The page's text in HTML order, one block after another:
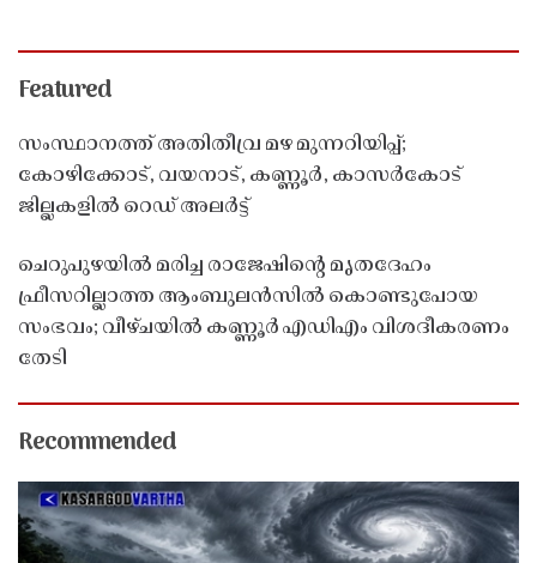
Featured
സംസ്ഥാനത്ത് അതിതീവ്ര മഴ മുന്നറിയിപ്പ്;
കോഴിക്കോട്, വയനാട്, കണ്ണൂർ, കാസർകോട്
ജില്ലകളിൽ റെഡ് അലർട്ട്
ചെറുപുഴയിൽ മരിച്ച രാജേഷിൻ്റെ മൃതദേഹം
ഫ്രീസറില്ലാത്ത ആംബുലൻസിൽ കൊണ്ടുപോയ
സംഭവം; വീഴ്ചയിൽ കണ്ണൂർ എഡിഎം വിശദീകരണം
തേടി
Recommended